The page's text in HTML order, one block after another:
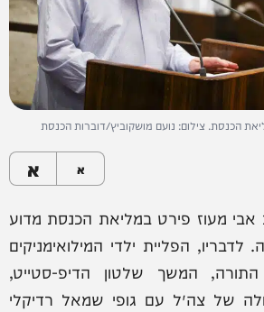
הכנסת. צילום: נועם מושקוביץ/דוברות הכנסת
א א
אבי מעוז פירט במליאת הכנסת מדוע
לדבריו, הפליית ילדי המילואימניקים
התורה, המשך שלטון הדיפ-סטייט,
של צה״ל עם גופי שמאל רדיקלי